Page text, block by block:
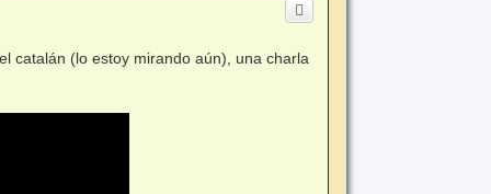
catalán (lo estoy mirando aún), una charla